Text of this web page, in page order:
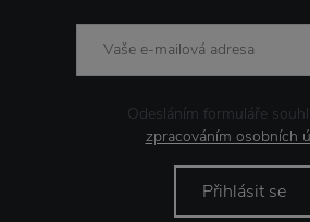
Odesláním formuláře
zpracováním osobních
Přihlásit se